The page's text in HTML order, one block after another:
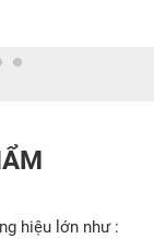
hiệu lớn như :